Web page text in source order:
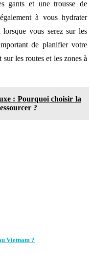
gants et une trousse de
à vous hydrater
lorsque vous serez sur les
de planifier votre
les routes et les zones à
: Pourquoi choisir la
?
Vietnam ?